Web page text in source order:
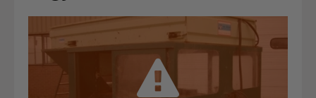
Kapcsolat